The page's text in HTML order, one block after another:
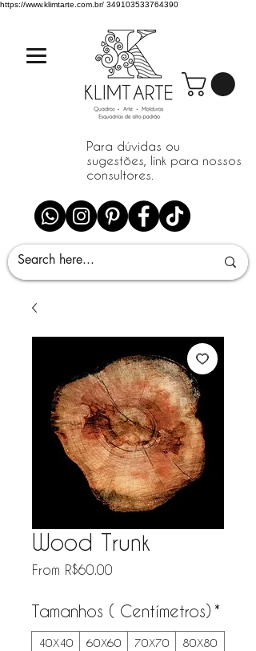
https://www.klimtarte.com.br/ 349103533764390
Para dúvidas ou
sugestões, link para nossos
consultores.
Wood Trunk
From R$60.00
Tamanhos ( Centímetros) *
40X40 60X60 70X70
80X80